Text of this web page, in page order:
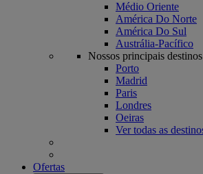
Médio Oriente
América Do Norte
América Do Sul
Austrália-Pacífico
Nossos principais destinos
Porto
Madrid
Paris
Londres
Oeiras
Ver todas as
Ofertas